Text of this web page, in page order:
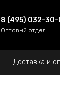
8 (495) 032-30-
Оптовый отдел
Доставка и